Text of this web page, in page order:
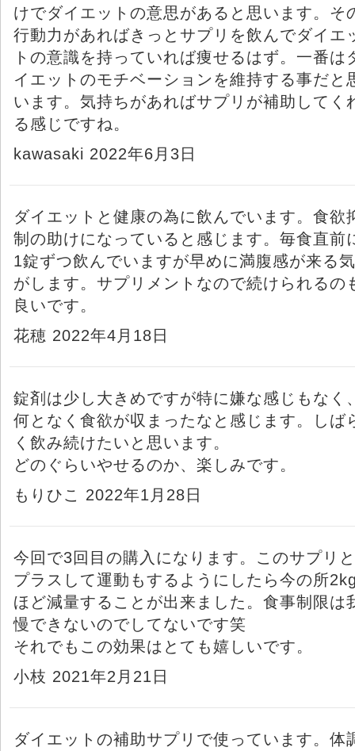
けでダイエットの意思があると思います。そ
行動力があればきっとサプリを飲んでダイエ
トの意識を持っていれば痩せるはず。一番は
イエットのモチベーションを維持する事だと
います。気持ちがあればサプリが補助してく
る感じですね。
kawasaki 2022年6月3日
ダイエットと健康の為に飲んでいます。食欲
制の助けになっていると感じます。毎食直前
1錠ずつ飲んでいますが早めに満腹感が来る気
がします。サプリメントなので続けられるの
良いです。
花穂 2022年4月18日
錠剤は少し大きめですが特に嫌な感じもなく
何となく食欲が収まったなと感じます。しば
く飲み続けたいと思います。
どのぐらいやせるのか、楽しみです。
もりひこ 2022年1月28日
今回で3回目の購入になります。このサプリと
プラスして運動もするようにしたら今の所
ほど減量することが出来ました。食事制限は
慢できないのでしてないです笑
それでもこの効果はとても嬉しいです。
小枝 2021年2月21日
ダイエットの補助サプリで使っています。体